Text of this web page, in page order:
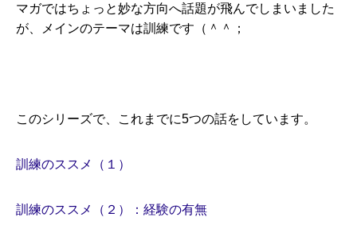
マガではちょっと妙な方向へ話題が飛んでしまいました
が、メインのテーマは訓練です（＾＾；
このシリーズで、これまでに5つの話をしています。
訓練のススメ（１）
訓練のススメ（２）：経験の有無